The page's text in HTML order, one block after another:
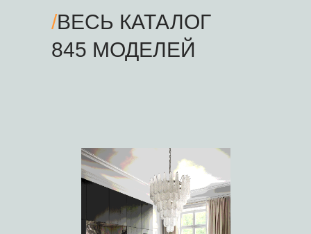
/ВЕСЬ КАТАЛОГ
845 МОДЕЛЕЙ